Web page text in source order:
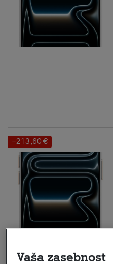
Prihranek:
−213,60 €
Vaša zasebnost